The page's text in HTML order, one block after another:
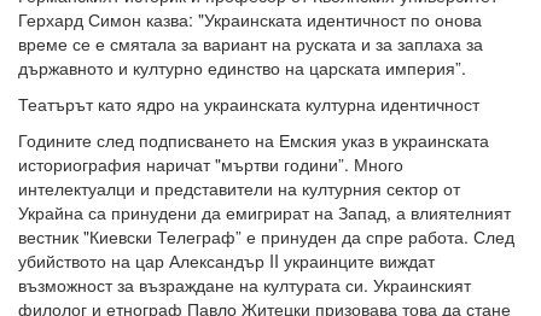
Герхард Симон казва: "Украинската идентичност по онова
време се е смятала за вариант на руската и за заплаха за
държавното и културно единство на царската империя”.
Театърът като ядро на украинската културна идентичност
Годините след подписването на Емския указ в украинската
историография наричат "мъртви години”. Много
интелектуалци и представители на културния сектор от
Украйна са принудени да емигрират на Запад, а влиятелният
вестник "Киевски Телеграф” е принуден да спре работа. След
убийството на цар Александър II украинците виждат
възможност за възраждане на културата си. Украинският
филолог и етнограф Павло Житецки призовава това да стане